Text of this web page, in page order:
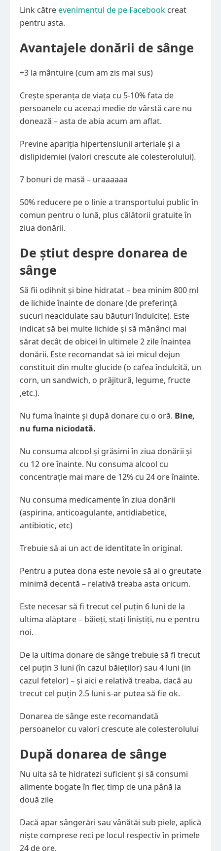
Link cătreevenimentul de pe Facebook creat
pentru asta.
Avantajele donării de sânge
+3 la mântuire (cum am zis mai sus)
Crește speranța de viața cu 5-10% fata de
persoanele cu aceea;i medie de vârstă care nu
donează – asta de abia acum am aflat.
Previne apariția hipertensiunii arteriale și a
dislipidemiei (valori crescute ale colesterolului).
7 bonuri de masă – uraaaaaa
50% reducere pe o linie a transportului public în
comun pentru o lună, plus călătorii gratuite în
ziua donării.
De știut despre donarea de
sânge
Să fii odihnit și bine hidratat – bea minim 800 ml
de lichide înainte de donare (de preferință
sucuri neacidulate sau băuturi îndulcite). Este
indicat să bei multe lichide și să mănânci mai
sărat decât de obicei în ultimele 2 zile înaintea
donării. Este recomandat să iei micul dejun
constituit din multe glucide (o cafea îndulcită, un
corn, un sandwich, o prăjitură, legume, fructe
,etc.).
Nu fuma înainte și după donare cu o oră. Bine,
nu fuma niciodată.
Nu consuma alcool și grăsimi în ziua donării și
cu 12 ore înainte. Nu consuma alcool cu
concentrație mai mare de 12% cu 24 ore înainte.
Nu consuma medicamente în ziua donării
(aspirina, anticoagulante, antidiabetice,
antibiotic, etc)
Trebuie să ai un act de identitate în original.
Pentru a putea dona este nevoie să ai o greutate
minimă decentă – relativă treaba asta oricum.
Este necesar să fi trecut cel puțin 6 luni de la
ultima alăptare – băieți, stați liniștiți, nu e pentru
noi.
De la ultima donare de sânge trebuie să fi trecut
cel puțin 3 luni (în cazul băieților) sau 4 luni (in
cazul fetelor) – și aici e relativă treaba, dacă au
trecut cel puțin 2.5 luni s-ar putea să fie ok.
Donarea de sânge este recomandată
persoanelor cu valori crescute ale colesterolului
După donarea de sânge
Nu uita să te hidratezi suficient și să consumi
alimente bogate în fier, timp de una până la
două zile
Dacă apar sângerări sau vânătăi sub piele, aplică
niște comprese reci pe locul respectiv în primele
24 de ore.